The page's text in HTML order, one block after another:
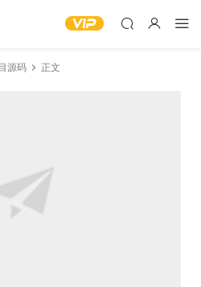
源码 正文